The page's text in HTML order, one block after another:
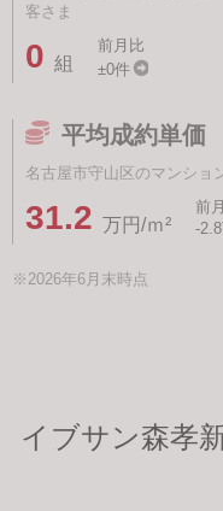
客さま
0 組
前月比
±0件
平均成約単価
名古屋市守山区のマンショ
31.2 万円/ｍ²
前
-
※2026年6月末時点
イブサン森孝